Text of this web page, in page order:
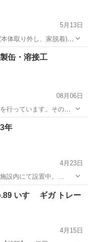
5月13日
(本体取り外し、家脱着)
トレーラーハウス
缶・溶接工
08月06日
行っています。その中
・架台等の製作)業務に
阪府吹田市芳野町。御
年
4月23日
設内にて設置中。…
ウス
いすゞ ギガ トレー
4月15日